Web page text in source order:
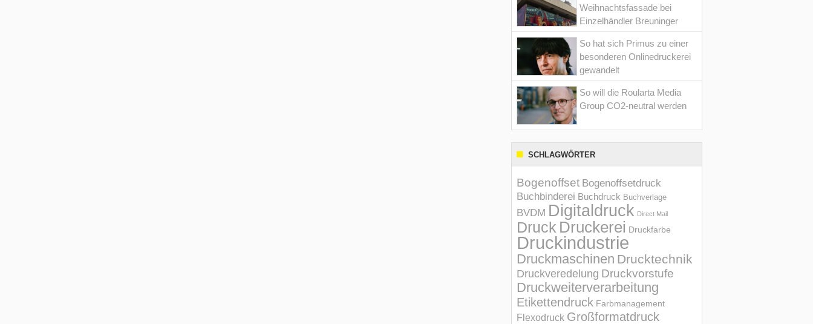
Weihnachtsfassade bei
Einzelhändler Breuninger
So hat sich Primus zu einer
besonderen Onlinedruckerei
gewandelt
So will die Roularta Media
Group CO2-neutral werden
SCHLAGWÖRTER
Bogenoffset Bogenoffsetdruck
Buchbinderei Buchdruck Buchverlage
BVDM Digitaldruck Direct Mail
Druck Druckerei Druckfarbe
Druckindustrie
Druckmaschinen Drucktechnik
Druckveredelung Druckvorstufe
Druckweiterverarbeitung
Etikettendruck Farbmanagement
Flexodruck Großformatdruck